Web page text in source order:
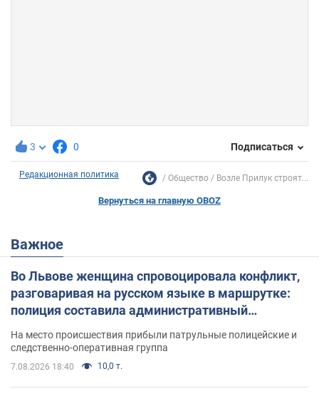
3 0 Подписаться
Редакционная политика Общество Возле Прилук строят...
Вернуться на главную OBOZ
Важное
Во Львове женщина спровоцировала конфликт,
разговаривая на русском языке в маршрутке:
полиция составила административный
На место происшествия прибыли патрульные полицейские и
следственно-оперативная группа
7.08.2026 18:40 10,0 т.